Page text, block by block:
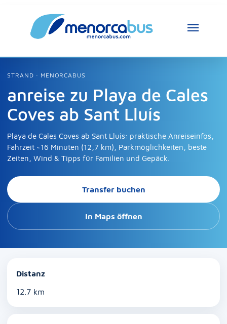
STRAND · MENORCABUS
anreise zu Playa de Cales
Coves ab Sant Lluís
Playa de Cales Coves ab Sant Lluís: praktische Anreiseinfos,
Fahrzeit ~16 Minuten (12,7 km), Parkmöglichkeiten, beste
Zeiten, Wind & Tipps für Familien und Gepäck.
Transfer buchen
In Maps öffnen
Distanz
12.7 km